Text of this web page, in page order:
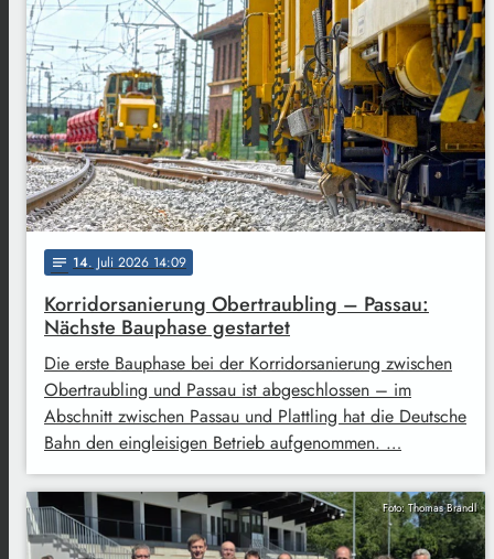
notes 14. Juli 2026 14:09
Korridorsanierung Obertraubling – Passau:
Nächste Bauphase gestartet
Die erste Bauphase bei der Korridorsanierung zwischen
Obertraubling und Passau ist abgeschlossen – im
Abschnitt zwischen Passau und Plattling hat die Deutsche
Bahn den eingleisigen Betrieb aufgenommen. …
Foto: Thomas Brandl